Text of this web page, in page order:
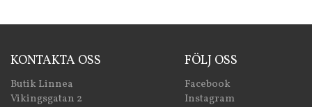
KONTAKTA OSS
Butik Linnea
Vikingsgatan 2
FÖLJ OSS
Facebook
Instagram